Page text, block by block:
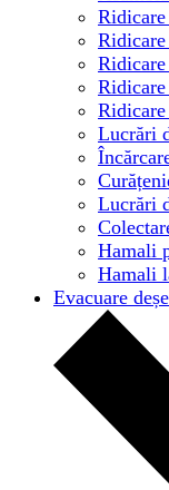
Ridicare
Lucrări
Lucrări
Hamali
Hamali
Evacuare